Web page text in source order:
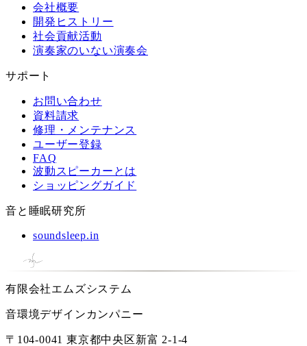
会社概要
開発ヒストリー
社会貢献活動
演奏家のいない演奏会
サポート
お問い合わせ
資料請求
修理・メンテナンス
ユーザー登録
FAQ
波動スピーカーとは
ショッピングガイド
音と睡眠研究所
soundsleep.in
有限会社エムズシステム
音環境デザインカンパニー
〒104-0041 東京都中央区新富 2-1-4